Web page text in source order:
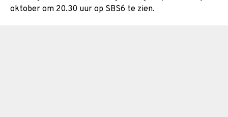
oktober om 20.30 uur op SBS6 te zien.